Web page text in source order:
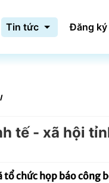
Tin tức Đăng
tế - xã hội
tổ chức họp báo